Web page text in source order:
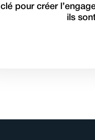
clé pour créer
ils